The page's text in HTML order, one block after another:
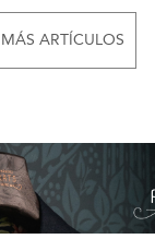
ARTÍCULOS